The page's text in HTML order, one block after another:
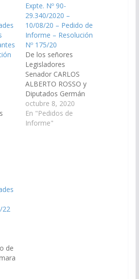
Expte. Nº 90-
29.340/2020 –
10/08/20 – Pedido de
Informe – Resolución
Nº 175/20
De los señores
Legisladores
Senador CARLOS
ALBERTO ROSSO y
Diputados Germán
Ralle y Daniel
Segura, de
conformidad a lo
octubre 8, 2020
En "Pedidos de
Informe"
22
de